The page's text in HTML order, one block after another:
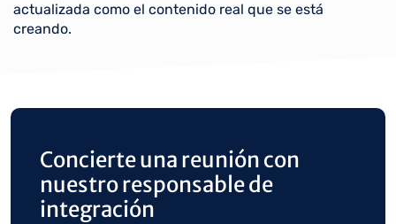
actualizada como el contenido real que se está
creando.
Concierte una reunión con
nuestro responsable de
integración